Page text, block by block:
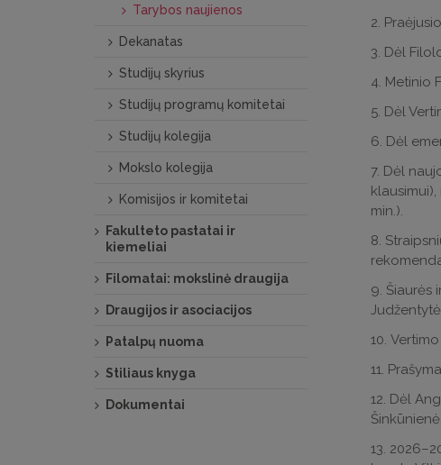
2.
3. Dėl
4. Metinio
5. Dėl
6. Dėl
7. Dėl
min.).
8.
9. Šiaurės
10.
11.
12. Dėl
13.
Tarybos naujienos
Dekanatas
Studijų skyrius
Studijų programų komitetai
Studijų kolegija
Mokslo kolegija
Komisijos ir komitetai
Fakulteto pastatai ir
kiemeliai
Filomatai: mokslinė draugija
Draugijos ir asociacijos
Patalpų nuoma
Stiliaus knyga
Dokumentai